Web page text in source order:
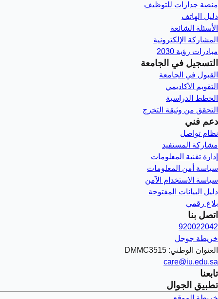
منصة جدارات للتوظيف
دليل الهاتف
الأسئلة الشائعة
المشاركة الإلكترونية
مبادرات رؤية 2030
التسجيل في الجامعة
القبول في الجامعة
التقويم الأكاديمي
الخطط الدراسية
التحقق من وثيقة التخرج
دعم فني
نظام تواصل
مشاركة المستفيد
إدارة تقنية المعلومات
سياسة أمن المعلومات
سياسة الاستخدام الآمن
دليل البيانات المفتوحة
بلاغ رقمي
اتصل بنا
920022042
خريطة جوجل
العنوان الوطني: DMMC3515
care@iu.edu.sa
تابعنا
تطبيق الجوال